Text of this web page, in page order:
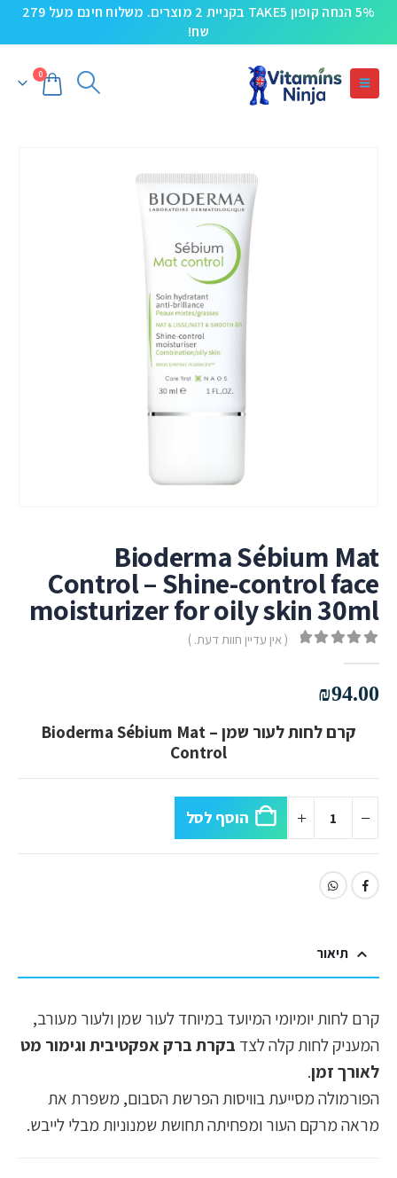
5% הנחה קופון TAKE5 בקניית 2 מוצרים. משלוח חינם מעל 279
שח!
0
Bioderma Sébium Mat
Control – Shine-control face
moisturizer for oily skin 30ml
( אין עדיין חוות דעת. )
₪94.00
קרם לחות לעור שמן – Bioderma Sébium Mat
Control
הוסף לסל
תיאור
קרם לחות יומיומי המיועד במיוחד לעור שמן ולעור מעורב,
המעניק לחות קלה לצד בקרת ברק אפקטיבית וגימור מט
לאורך זמן.
הפורמולה מסייעת בוויסות הפרשת הסבום, משפרת את
מראה מרקם העור ומפחיתה תחושת שמנוניות מבלי לייבש.